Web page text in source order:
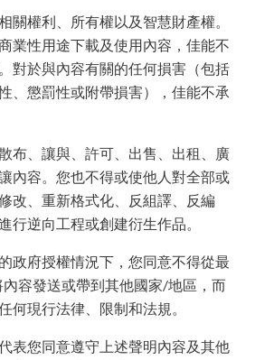
關權利、所有權以及智慧財產權。
業性用途下載及使用內容，佳能不
對於與內容有關的任何損害（包括
、懲罰性或附帶損害），佳能不承
布、讓與、許可、出售、出租、廣
內容。您也不得或使他人對全部或
改、重新格式化、反組譯、反編
行逆向工程或創建衍生作品。
政府授權情況下，您同意不得從最
容發送或帶到其他國家/地區，而
何現行法律、限制和法規。
表您同意遵守上述聲明內容及其他